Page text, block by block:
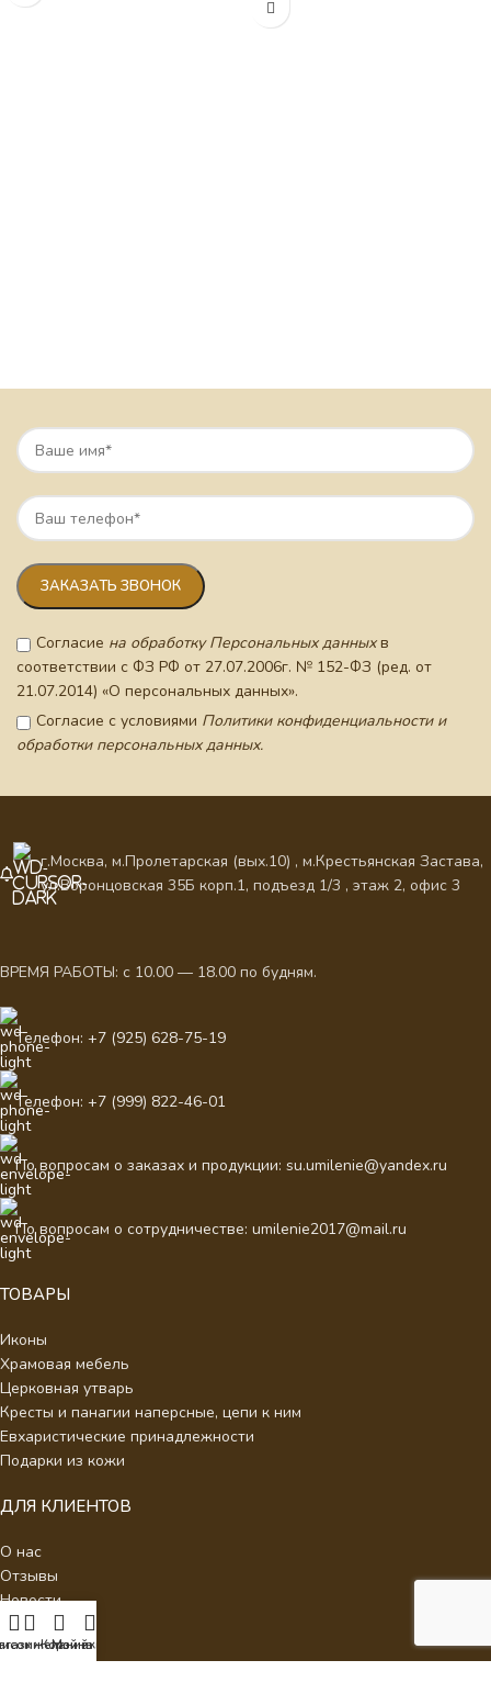
Согласие на обработку Персональных данныхв
соответствии с ФЗ РФ от 27.07.2006г. № 152-ФЗ (ред. от
21.07.2014) «О персональных данных».
Согласие с условиями Политики конфиденциальности и
обработки персональных данных.
г.Москва, м.Пролетарская (вых.10) , м.Крестьянская Застава,
ул.Воронцовская 35Б корп.1, подъезд 1/3 , этаж 2, офис 3
ВРЕМЯ РАБОТЫ: с 10.00 — 18.00 по будням.
Телефон: +7 (925) 628-75-19
Телефон: +7 (999) 822-46-01
По вопросам о заказах и продукции: su.umilenie@yandex.ru
По вопросам о сотрудничестве: umilenie2017@mail.ru
ТОВАРЫ
Иконы
Храмовая мебель
Церковная утварь
Кресты и панагии наперсные, цепи к ним
Евхаристические принадлежности
Подарки из кожи
ДЛЯ КЛИЕНТОВ
О нас
Отзывы
Новости
Каталог
Контакты
желаний
Корзина
Мой аккаунт